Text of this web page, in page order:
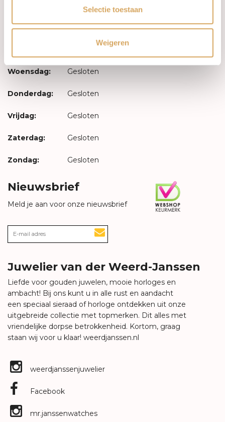
Selectie toestaan
Weigeren
Maandag: Gesloten
Woensdag: Gesloten
Donderdag: Gesloten
Vrijdag: Gesloten
Zaterdag: Gesloten
Zondag: Gesloten
Nieuwsbrief
Meld je aan voor onze nieuwsbrief
Juwelier van der Weerd-Janssen
Liefde voor gouden juwelen, mooie horloges en
ambacht! Bij ons kunt u in alle rust en aandacht
een speciaal sieraad of horloge ontdekken uit onze
uitgebreide collectie met topmerken. Dit alles met
vriendelijke dorpse betrokkenheid. Kortom, graag
staan wij voor u klaar! weerdjanssen.nl
weerdjanssenjuwelier
Facebook
mr.janssenwatches